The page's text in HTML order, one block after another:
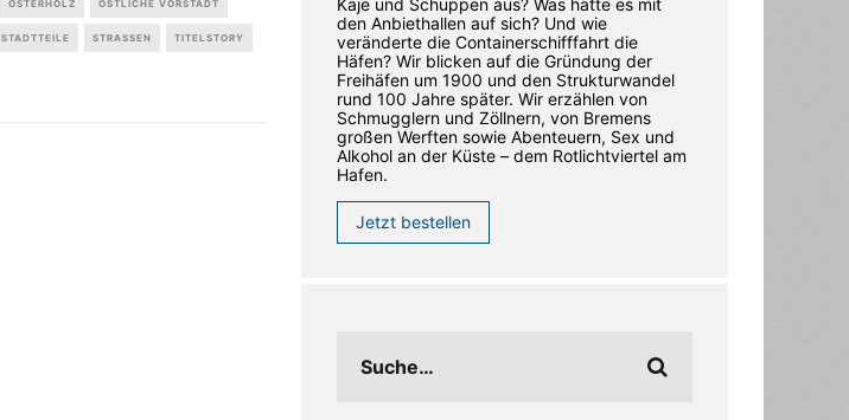
OSTERHOLZ ÖSTLICHE VORSTADT
STADTTEILE STRASSEN TITELSTORY
Kaje und Schuppen aus? Was hatte es mit
den Anbiethallen auf sich? Und wie
veränderte die Containerschifffahrt die
Häfen? Wir blicken auf die Gründung der
Freihäfen um 1900 und den Strukturwandel
rund 100 Jahre später. Wir erzählen von
Schmugglern und Zöllnern, von Bremens
großen Werften sowie Abenteuern, Sex und
Alkohol an der Küste – dem Rotlichtviertel am
Hafen.
Jetzt bestellen